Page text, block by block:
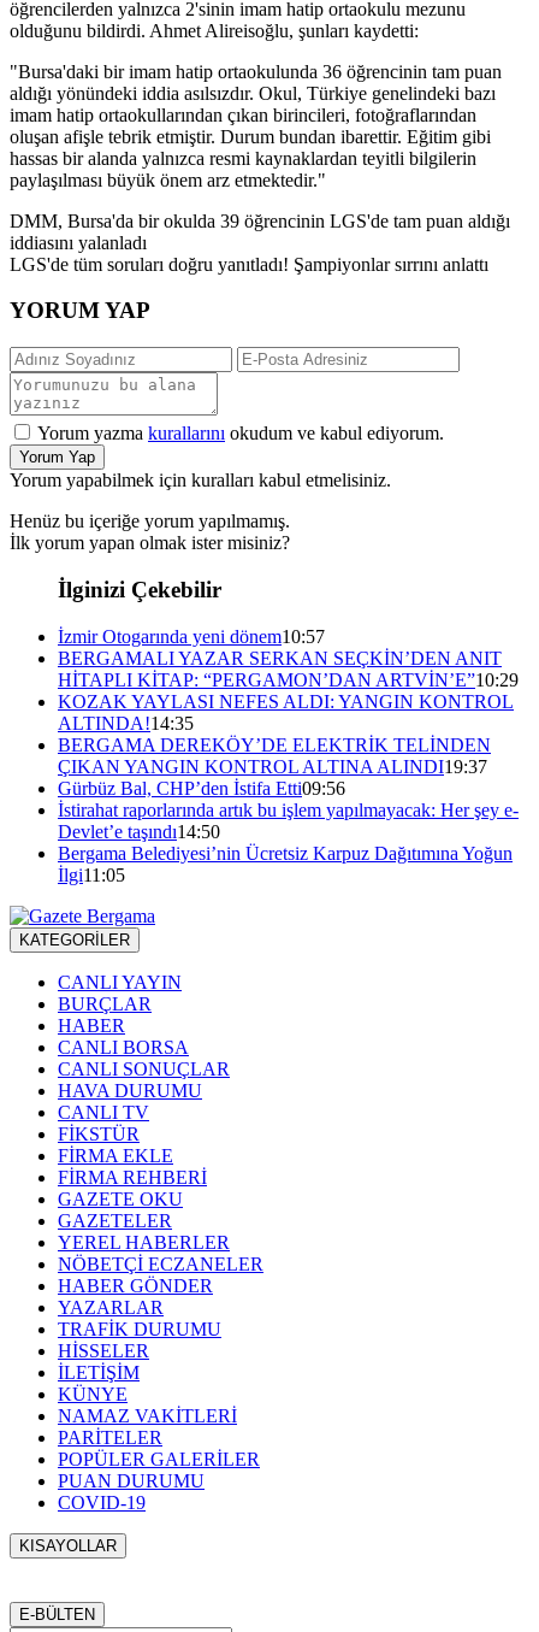
öğrencilerden yalnızca 2'sinin imam hatip ortaokulu mezunu
olduğunu bildirdi. Ahmet Alireisoğlu, şunları kaydetti:
"Bursa'daki bir imam hatip ortaokulunda 36 öğrencinin tam puan
aldığı yönündeki iddia asılsızdır. Okul, Türkiye genelindeki bazı
imam hatip ortaokullarından çıkan birincileri, fotoğraflarından
oluşan afişle tebrik etmiştir. Durum bundan ibarettir. Eğitim gibi
hassas bir alanda yalnızca resmi kaynaklardan teyitli bilgilerin
paylaşılması büyük önem arz etmektedir."
DMM, Bursa'da bir okulda 39 öğrencinin LGS'de tam puan aldığı
iddiasını yalanladı
LGS'de tüm soruları doğru yanıtladı! Şampiyonlar sırrını anlattı
YORUM YAP
Yorum yazma kurallarını okudum ve kabul ediyorum.
Yorum Yap
Yorum yapabilmek için kuralları kabul etmelisiniz.
Henüz bu içeriğe yorum yapılmamış.
İlk yorum yapan olmak ister misiniz?
İlginizi Çekebilir
İzmir Otogarında yeni dönem10:57
BERGAMALI YAZAR SERKAN SEÇKİN’DEN ANIT
HİTAPLI KİTAP: “PERGAMON’DAN ARTVİN’E”10:29
KOZAK YAYLASI NEFES ALDI: YANGIN KONTROL
ALTINDA!14:35
BERGAMA DEREKÖY’DE ELEKTRİK TELİNDEN
ÇIKAN YANGIN KONTROL ALTINA ALINDI19:37
Gürbüz Bal, CHP’den İstifa Etti09:56
İstirahat raporlarında artık bu işlem yapılmayacak: Her şey e-
Devlet’e taşındı14:50
Bergama Belediyesi’nin Ücretsiz Karpuz Dağıtımına Yoğun
İlgi11:05
KATEGORİLER
CANLI YAYIN
BURÇLAR
HABER
CANLI BORSA
CANLI SONUÇLAR
HAVA DURUMU
CANLI TV
FİKSTÜR
FİRMA EKLE
FİRMA REHBERİ
GAZETE OKU
GAZETELER
YEREL HABERLER
NÖBETÇİ ECZANELER
HABER GÖNDER
YAZARLAR
TRAFİK DURUMU
HİSSELER
İLETİŞİM
KÜNYE
NAMAZ VAKİTLERİ
PARİTELER
POPÜLER GALERİLER
PUAN DURUMU
COVID-19
KISAYOLLAR
E-BÜLTEN